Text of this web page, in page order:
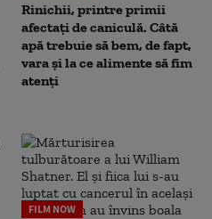
Rinichii, printre primii
afectați de caniculă. Câtă
apă trebuie să bem, de fapt,
vara și la ce alimente să fim
atenți
FILM NOW